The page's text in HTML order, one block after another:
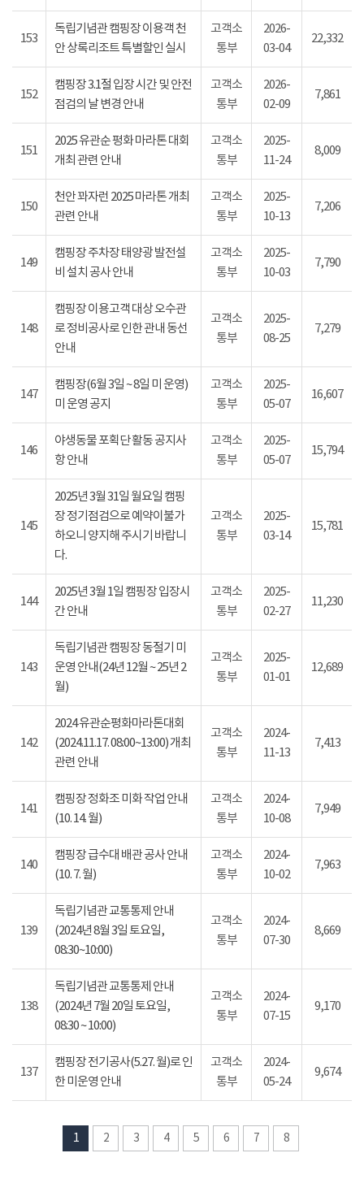
153
독립기념관 캠핑장 이용객 천
안 상록리조트 특별할인 실시
고객소
통부
2026-
03-04
22,332
152
캠핑장 3.1절 입장 시간 및 안전
점검의 날 변경 안내
고객소
통부
2026-
02-09
7,861
151
2025 유관순 평화 마라톤 대회
개최 관련 안내
고객소
통부
2025-
11-24
8,009
150
천안 꽈자런 2025 마라톤 개최
관련 안내
고객소
통부
2025-
10-13
7,206
149
캠핑장 주차장 태양광 발전설
비 설치 공사 안내
고객소
통부
2025-
10-03
7,790
148
캠핑장 이용고객 대상 오수관
로 정비공사로 인한 관내 동선
안내
고객소
통부
2025-
08-25
7,279
147
캠핑장(6월 3일 ~ 8일 미 운영)
미 운영 공지
고객소
통부
2025-
05-07
16,607
146
야생동물 포획단 활동 공지사
항 안내
고객소
통부
2025-
05-07
15,794
145
2025년 3월 31일 월요일 캠핑
장 정기점검으로 예약이불가
하오니 양지해 주시기 바랍니
다.
고객소
통부
2025-
03-14
15,781
144
2025년 3월 1일 캠핑장 입장시
간 안내
고객소
통부
2025-
02-27
11,230
143
독립기념관 캠핑장 동절기 미
운영 안내(24년 12월 ~ 25년 2
월)
고객소
통부
2025-
01-01
12,689
142
2024 유관순평화마라톤대회
(2024.11.17. 08:00~13:00) 개최
관련 안내
고객소
통부
2024-
11-13
7,413
141
캠핑장 정화조 미화 작업 안내
(10. 14. 월)
고객소
통부
2024-
10-08
7,949
140
캠핑장 급수대 배관 공사 안내
(10. 7. 월)
고객소
통부
2024-
10-02
7,963
139
독립기념관 교통통제 안내
(2024년 8월 3일 토요일,
08:30~10:00)
고객소
통부
2024-
07-30
8,669
138
독립기념관 교통통제 안내
(2024년 7월 20일 토요일,
08:30 ~ 10:00)
고객소
통부
2024-
07-15
9,170
137
캠핑장 전기공사(5.27. 월)로 인
한 미운영 안내
고객소
통부
2024-
05-24
9,674
1 2 3 4 5 6 7 8